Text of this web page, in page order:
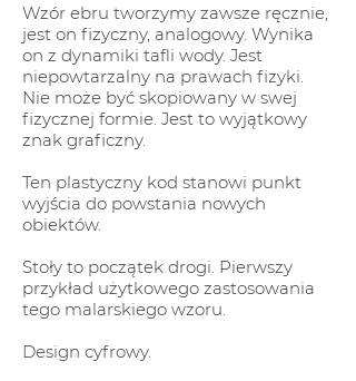
Wzór ebru tworzymy zawsze ręcznie,
jest on fizyczny, analogowy. Wynika
on z dynamiki tafli wody. Jest
niepowtarzalny na prawach fizyki.
Nie może być skopiowany w swej
fizycznej formie. Jest to wyjątkowy
znak graficzny.
Ten plastyczny kod stanowi punkt
wyjścia do powstania nowych
obiektów.
Stoły to początek drogi. Pierwszy
przykład użytkowego zastosowania
tego malarskiego wzoru.
Design cyfrowy.